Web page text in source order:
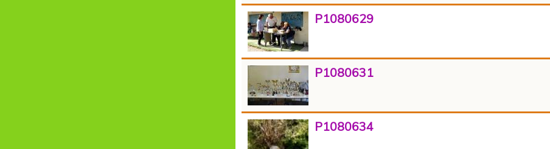
P1080629
P1080631
P1080634